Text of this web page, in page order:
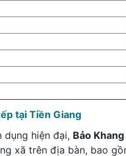
tại Tiền Giang
hiện đại, Bảo
xã trên địa bàn, bao